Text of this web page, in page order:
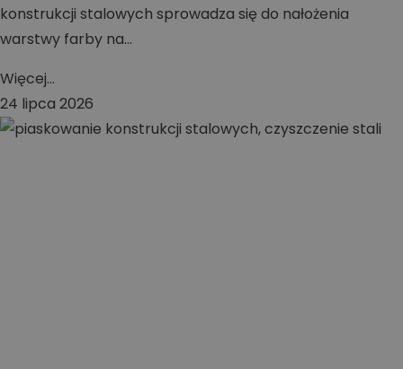
konstrukcji stalowych sprowadza się do nałożenia
warstwy farby na...
Więcej...
24 lipca 2026